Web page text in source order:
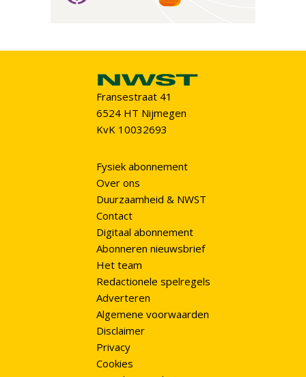
Fransestraat 41
6524 HT Nijmegen
KvK 10032693
Fysiek abonnement
Over ons
Duurzaamheid & NWST
Contact
Digitaal abonnement
Abonneren nieuwsbrief
Het team
Redactionele spelregels
Adverteren
Algemene voorwaarden
Disclaimer
Privacy
Cookies